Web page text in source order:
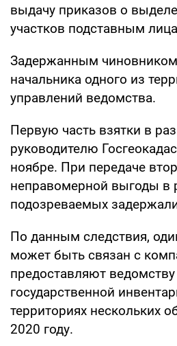
выдачу приказов о
участков подставным
Задержанным чиновником
начальника одного из
управлений ведомства.
Первую часть взятки в
руководителю
ноябре. При передаче
неправомерной выгоды в
подозреваемых
По данным следствия,
может быть связан с
предоставляют ведомству
государственной
территориях нескольких
2020 году.